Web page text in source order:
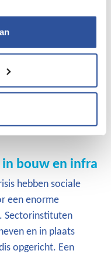
werkt de
en door het
data. Doel is een
belemmeringen
waar bewust de
met extra
bouw en infra
hebben sociale
een enorme
Sectorinstituten
en in plaats
opgericht. Een